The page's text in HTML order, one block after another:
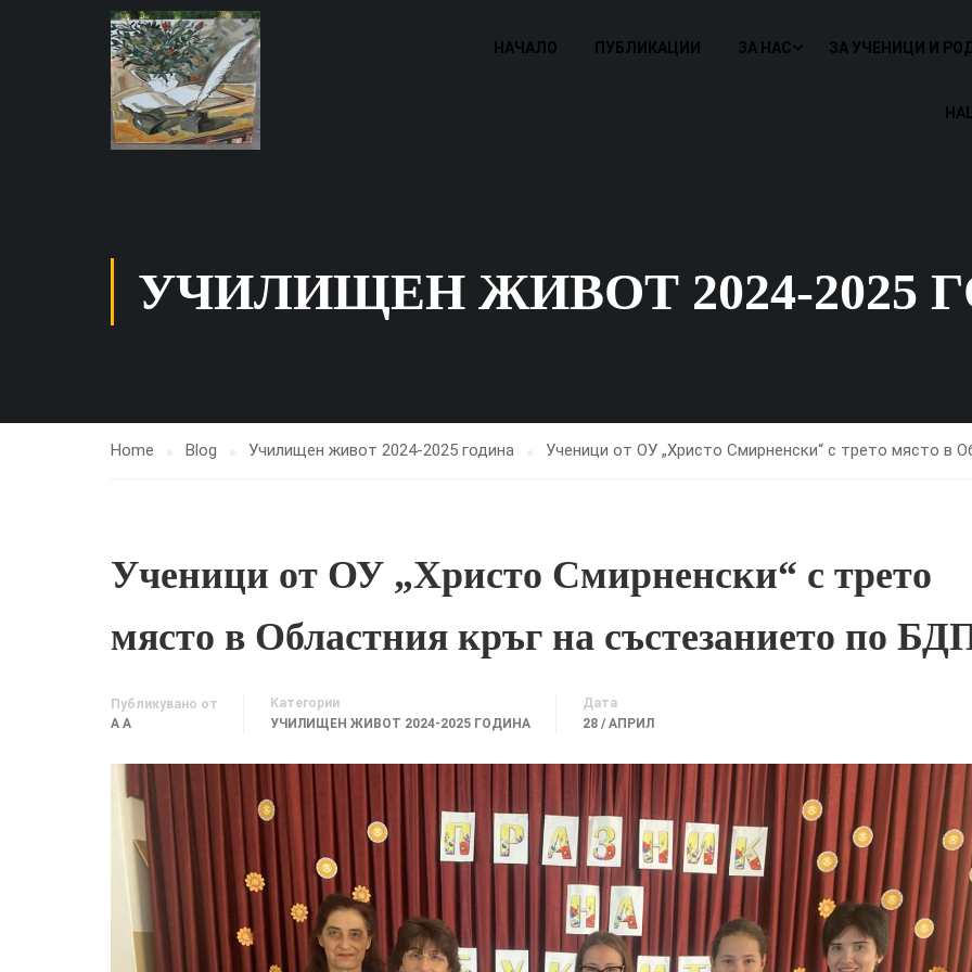
НАЧАЛО ПУБЛИКАЦИИ ЗА НАС ЗА УЧЕНИЦИ И
УЧИЛИЩЕН ЖИВОТ 2024-2025
Home Blog Училищен живот 2024-2025 година Ученици от ОУ „Христо Смирненски“ с трето място в
Ученици от ОУ „Христо Смирненски“ с трето
място в Областния кръг на състезанието по
Публикувано от
A A
Категории
УЧИЛИЩЕН ЖИВОТ 2024-2025 ГОДИНА
Дата
28 / АПРИЛ